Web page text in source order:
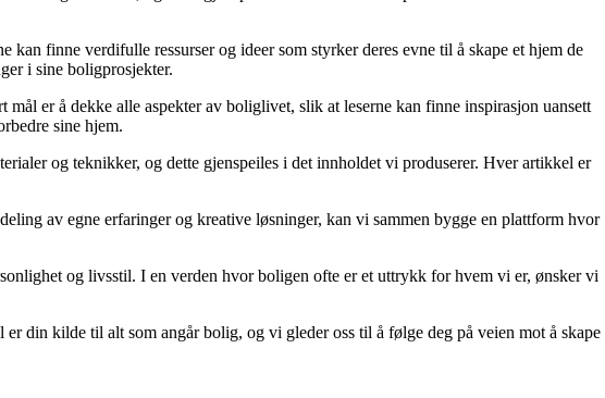
finne verdifulle ressurser og ideer som styrker deres evne til å skape et hjem de
i sine boligprosjekter.
er å dekke alle aspekter av boliglivet, slik at leserne kan finne inspirasjon uansett
sine hjem.
og teknikker, og dette gjenspeiles i det innholdet vi produserer. Hver artikkel er
av egne erfaringer og kreative løsninger, kan vi sammen bygge en plattform hvor
og livsstil. I en verden hvor boligen ofte er et uttrykk for hvem vi er, ønsker vi
din kilde til alt som angår bolig, og vi gleder oss til å følge deg på veien mot å skape